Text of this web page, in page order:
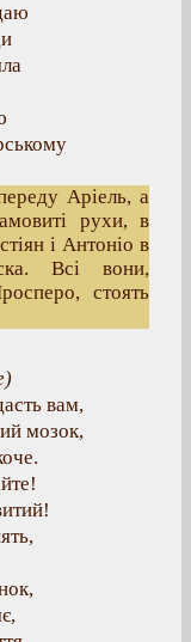
Аріель, а
рухи, в
і Антоніо в
Всі вони,
стоять
вам,
мозок,